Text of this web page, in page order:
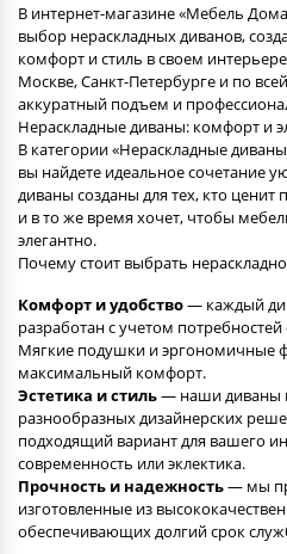
В интернет-магазине «Мебель
выбор нераскладных диванов,
комфорт и стиль в своем
Москве, Санкт-Петербурге и по
аккуратный подъем и
Нераскладные диваны: комфорт и
В категории «Нераскладные
вы найдете идеальное сочетание
диваны созданы для тех, кто ценит
и в то же время хочет, чтобы
элегантно.
Почему стоит выбрать
Комфорт и удобство— каждый
разработан с учетом
Мягкие подушки и эргономичные
максимальный комфорт.
Эстетика и стиль— наши диваны
разнообразных дизайнерских
подходящий вариант для вашего
современность или эклектика.
Прочность и надежность— мы
изготовленные из
обеспечивающих долгий срок